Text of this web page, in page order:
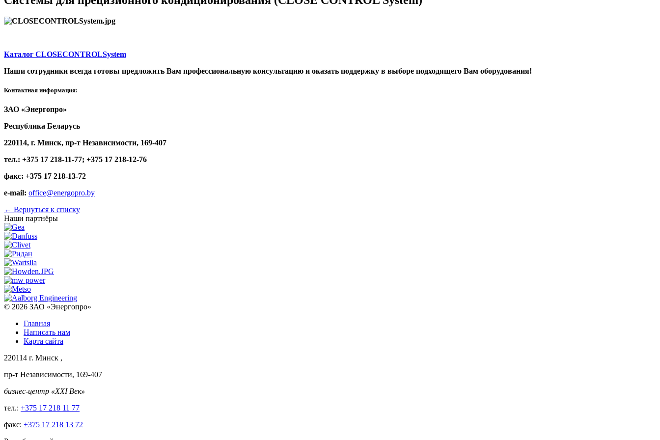
Каталог CLOSECONTROLSystem
Наши сотрудники всегда готовы предложить Вам профессиональную консультацию и оказать поддержку в выборе подходящего Вам оборудования!
Контактная информация:
ЗАО «Энергопро»
Республика Беларусь
220114, г. Минск, пр-т Независимости, 169-407
тел.: +375 17 218-11-77; +375 17 218-12-76
факс: +375 17 218-13-72
e-mail: office@energopro.by
← Вернуться к списку
Наши партнёры
© 2026 ЗАО «Энергопро»
Главная
Написать нам
Карта сайта
220114 г. Минск ,
пр-т Независимости, 169-407
бизнес-центр «XXI Век»
тел.: +375 17 218 11 77
факс: +375 17 218 13 72